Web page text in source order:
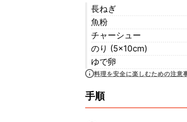
長ねぎ
魚粉
チャーシュー
のり (5×10cm)
ゆで卵
料理を安全に楽しむための注意
手順